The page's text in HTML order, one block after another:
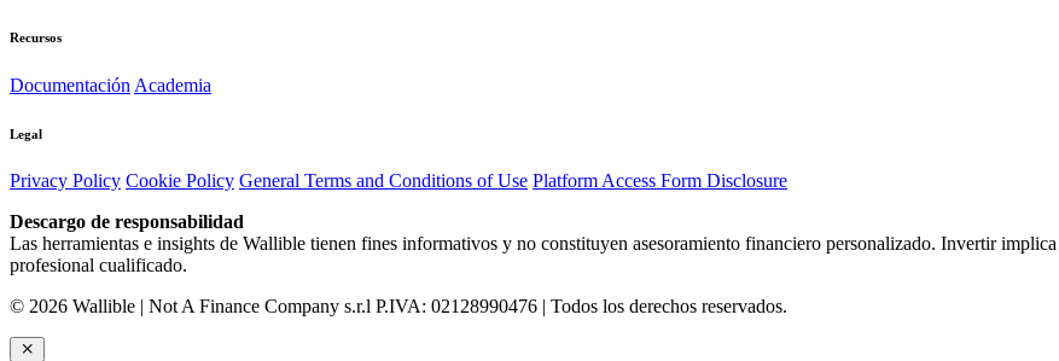
Recursos
Documentación Academia
Legal
Privacy Policy Cookie Policy General Terms and Conditions of Use Platform Access Form Disclosure
Descargo de responsabilidad
Las herramientas e insights de Wallible tienen fines informativos y no constituyen asesoramiento financiero personalizado. Invertir
profesional cualificado.
© 2026 Wallible | Not A Finance Company s.r.l P.IVA: 02128990476 | Todos los derechos reservados.